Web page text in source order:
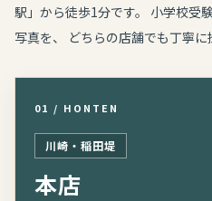
駅」から徒歩1分です。 小学校受
写真を、 どちらの店舗でも丁寧に
01 / HONTEN
川崎・稲田堤
本店